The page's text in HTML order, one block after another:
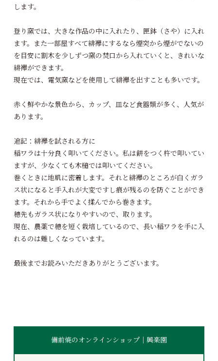
します。
登り窯では、大きな作品の中に入れたり、匣鉢（さや）に入れ
ます。また一部屋すべて緋襷にするなら煙突から煙がでないの
を目安に割木を少しずつ窯の焚口から入れていくと、きれいな
緋襷ができます。
現在では、電気窯などを使用して緋襷を出すことも多いです。
赤く鮮やかな景色から、カップ、皿など食器類が多く、人気が
あります。
追記：緋襷を試される方に
稲ワラは十分良く叩いてください。私は餅をつく杵で叩いてい
ますが、少なくても木槌では叩いてください。
巻くときに地肌に密着します。それと緋襷のところが白くガラ
ス状になると手入れが大変ですし痕が残るのを防ぐことができ
ます。それから手でよく揉んでから巻きます。
穂先もガラス状になりやすいので、取ります。
現在、農薬で穂を短く栽培しているので、長い稲ワラを手に入
れるのは難しくなっています。
最後までお読みいただきありがとうございます。
備前焼のオンラインショップ｜興楽園